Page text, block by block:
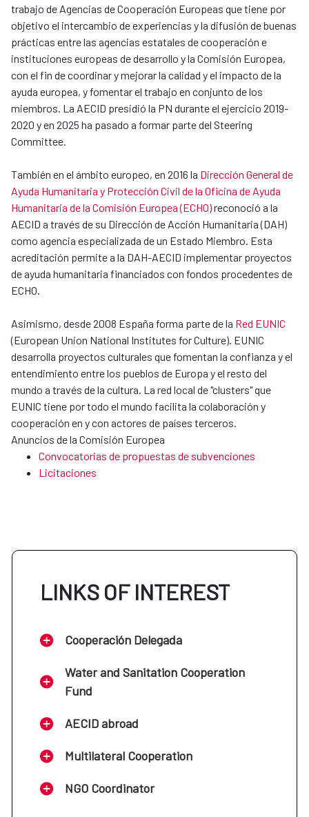
trabajo de Agencias de Cooperación Europeas que tiene por
objetivo el intercambio de experiencias y la difusión de buenas
prácticas entre las agencias estatales de cooperación e
instituciones europeas de desarrollo y la Comisión Europea,
con el fin de coordinar y mejorar la calidad y el impacto de la
ayuda europea, y fomentar el trabajo en conjunto de los
miembros. La AECID presidió la PN durante el ejercicio 2019-
2020 y en 2025 ha pasado a formar parte del Steering
Committee.
También en el ámbito europeo, en 2016 la Dirección General de
Ayuda Humanitaria y Protección Civil de la Oficina de Ayuda
Humanitaria de la Comisión Europea (ECHO)reconoció a la
AECID a través de su Dirección de Acción Humanitaria (DAH)
como agencia especializada de un Estado Miembro. Esta
acreditación permite a la DAH-AECID implementar proyectos
de ayuda humanitaria financiados con fondos procedentes de
ECHO.
Asimismo, desde 2008 España forma parte de la Red EUNIC
(European Union National Institutes for Culture). EUNIC
desarrolla proyectos culturales que fomentan la confianza y el
entendimiento entre los pueblos de Europa y el resto del
mundo a través de la cultura. La red local de "clusters" que
EUNIC tiene por todo el mundo facilita la colaboración y
cooperación en y con actores de países terceros.
Anuncios de la Comisión Europea
Convocatorias de propuestas de subvenciones
Licitaciones
LINKS OF INTEREST
Cooperación Delegada
Water and Sanitation Cooperation
Fund
AECID abroad
Multilateral Cooperation
NGO Coordinator